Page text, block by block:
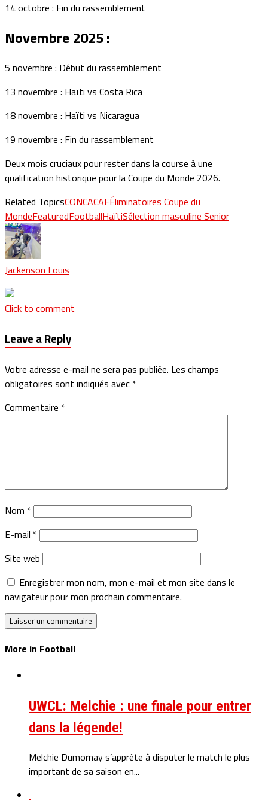
14 octobre : Fin du rassemblement
Novembre 2025 :
5 novembre : Début du rassemblement
13 novembre : Haïti vs Costa Rica
18 novembre : Haïti vs Nicaragua
19 novembre : Fin du rassemblement
Deux mois cruciaux pour rester dans la course à une
qualification historique pour la Coupe du Monde 2026.
Related TopicsCONCACAFÉliminatoires Coupe du
MondeFeaturedFootballHaïtiSélection masculine Senior
Jackenson Louis
Click to comment
Leave a Reply
Votre adresse e-mail ne sera pas publiée. Les champs
obligatoires sont indiqués avec *
Commentaire *
Nom *
E-mail *
Site web
Enregistrer mon nom, mon e-mail et mon site dans le
navigateur pour mon prochain commentaire.
More in Football
UWCL: Melchie : une finale pour entrer
dans la légende!
Melchie Dumornay s’apprête à disputer le match le plus
important de sa saison en...